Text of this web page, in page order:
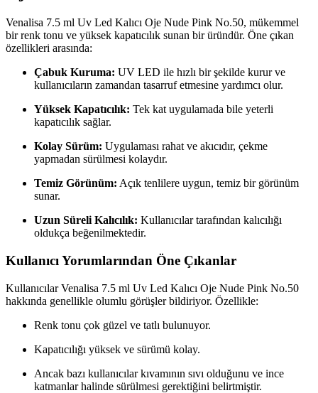
Venalisa 7.5 ml Uv Led Kalıcı Oje Nude Pink No.50, mükemmel
bir renk tonu ve yüksek kapatıcılık sunan bir üründür. Öne çıkan
özellikleri arasında:
Çabuk Kuruma: UV LED ile hızlı bir şekilde kurur ve
kullanıcıların zamandan tasarruf etmesine yardımcı olur.
Yüksek Kapatıcılık: Tek kat uygulamada bile yeterli
kapatıcılık sağlar.
Kolay Sürüm: Uygulaması rahat ve akıcıdır, çekme
yapmadan sürülmesi kolaydır.
Temiz Görünüm: Açık tenlilere uygun, temiz bir görünüm
sunar.
Uzun Süreli Kalıcılık: Kullanıcılar tarafından kalıcılığı
oldukça beğenilmektedir.
Kullanıcı Yorumlarından Öne Çıkanlar
Kullanıcılar Venalisa 7.5 ml Uv Led Kalıcı Oje Nude Pink No.50
hakkında genellikle olumlu görüşler bildiriyor. Özellikle:
Renk tonu çok güzel ve tatlı bulunuyor.
Kapatıcılığı yüksek ve sürümü kolay.
Ancak bazı kullanıcılar kıvamının sıvı olduğunu ve ince
katmanlar halinde sürülmesi gerektiğini belirtmiştir.